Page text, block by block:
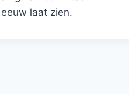
laat zien.